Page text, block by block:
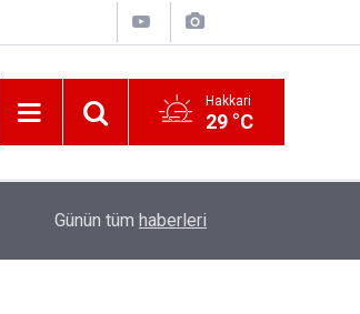
Hakkari
29 °C
Vuslat, ruhun dünya hayatında iken Allah’a
Günün tüm haberleri